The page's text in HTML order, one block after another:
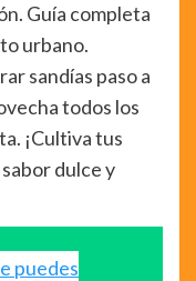
Guía completa
urbano.
sandías paso a
todos los
¡Cultiva tus
dulce y
puedes